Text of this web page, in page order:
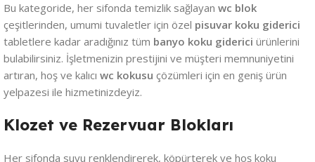
Bu kategoride, her sifonda temizlik sağlayan wc blok
çeşitlerinden, umumi tuvaletler için özel pisuvar koku giderici
tabletlere kadar aradığınız tüm banyo koku giderici ürünlerini
bulabilirsiniz. İşletmenizin prestijini ve müşteri memnuniyetini
artıran, hoş ve kalıcı wc kokusu çözümleri için en geniş ürün
yelpazesi ile hizmetinizdeyiz.
Klozet ve Rezervuar Blokları
Her sifonda suyu renklendirerek, köpürterek ve hoş koku